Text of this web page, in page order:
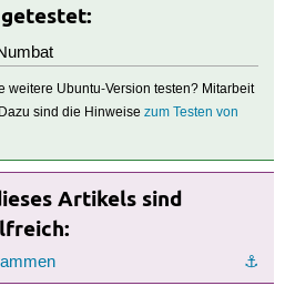
weitere Ubuntu-Version testen? Mitarbeit
sind die Hinweisezum Testen von
Artikels sind
⚓︎